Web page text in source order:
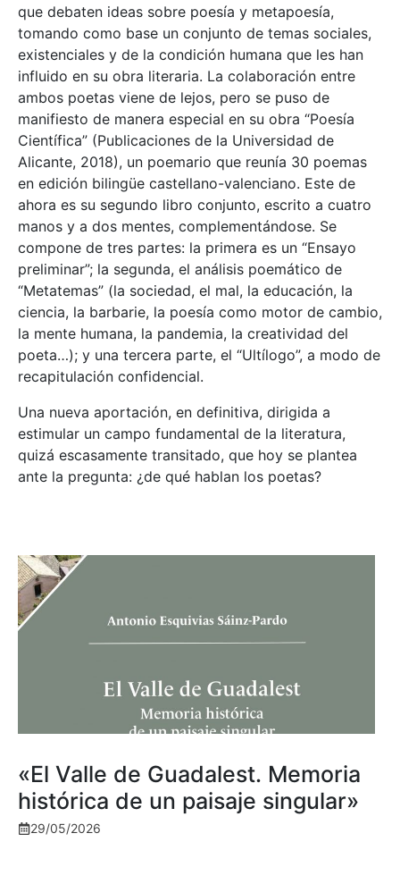
que debaten ideas sobre poesía y metapoesía,
tomando como base un conjunto de temas sociales,
existenciales y de la condición humana que les han
influido en su obra literaria. La colaboración entre
ambos poetas viene de lejos, pero se puso de
manifiesto de manera especial en su obra “Poesía
Científica” (Publicaciones de la Universidad de
Alicante, 2018), un poemario que reunía 30 poemas
en edición bilingüe castellano-valenciano. Este de
ahora es su segundo libro conjunto, escrito a cuatro
manos y a dos mentes, complementándose. Se
compone de tres partes: la primera es un “Ensayo
preliminar”; la segunda, el análisis poemático de
“Metatemas” (la sociedad, el mal, la educación, la
ciencia, la barbarie, la poesía como motor de cambio,
la mente humana, la pandemia, la creatividad del
poeta…); y una tercera parte, el “Ultílogo”, a modo de
recapitulación confidencial.
Una nueva aportación, en definitiva, dirigida a
estimular un campo fundamental de la literatura,
quizá escasamente transitado, que hoy se plantea
ante la pregunta: ¿de qué hablan los poetas?
«El Valle de Guadalest. Memoria
histórica de un paisaje singular»
29/05/2026